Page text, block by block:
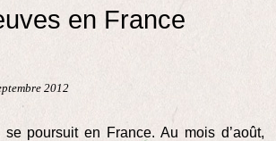
en France
2012
poursuit en France. Au mois d’août,